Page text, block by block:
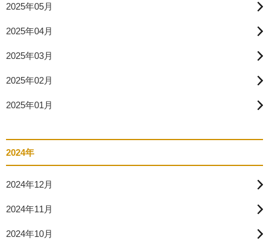
2025年05月
2025年04月
2025年03月
2025年02月
2025年01月
2024年
2024年12月
2024年11月
2024年10月